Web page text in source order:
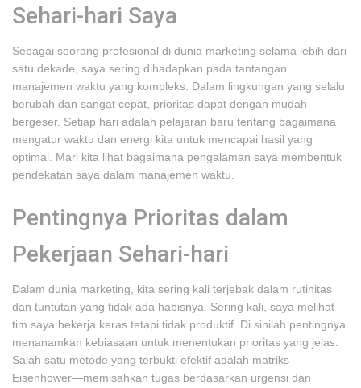
Sehari-hari Saya
Sebagai seorang profesional di dunia marketing selama lebih dari
satu dekade, saya sering dihadapkan pada tantangan
manajemen waktu yang kompleks. Dalam lingkungan yang selalu
berubah dan sangat cepat, prioritas dapat dengan mudah
bergeser. Setiap hari adalah pelajaran baru tentang bagaimana
mengatur waktu dan energi kita untuk mencapai hasil yang
optimal. Mari kita lihat bagaimana pengalaman saya membentuk
pendekatan saya dalam manajemen waktu.
Pentingnya Prioritas dalam
Pekerjaan Sehari-hari
Dalam dunia marketing, kita sering kali terjebak dalam rutinitas
dan tuntutan yang tidak ada habisnya. Sering kali, saya melihat
tim saya bekerja keras tetapi tidak produktif. Di sinilah pentingnya
menanamkan kebiasaan untuk menentukan prioritas yang jelas.
Salah satu metode yang terbukti efektif adalah matriks
Eisenhower—memisahkan tugas berdasarkan urgensi dan